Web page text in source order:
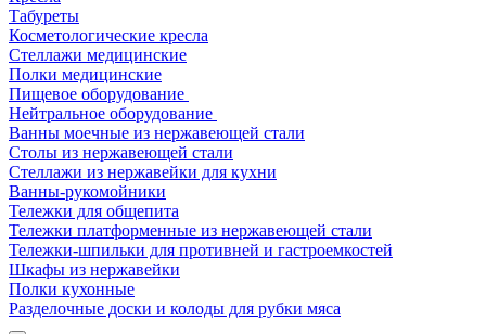
Табуреты
Косметологические кресла
Стеллажи медицинские
Полки медицинские
Пищевое оборудование
Нейтральное оборудование
Ванны моечные из нержавеющей стали
Столы из нержавеющей стали
Стеллажи из нержавейки для кухни
Ванны-рукомойники
Тележки для общепита
Тележки платформенные из нержавеющей стали
Тележки-шпильки для противней и гастроемкостей
Шкафы из нержавейки
Полки кухонные
Разделочные доски и колоды для рубки мяса